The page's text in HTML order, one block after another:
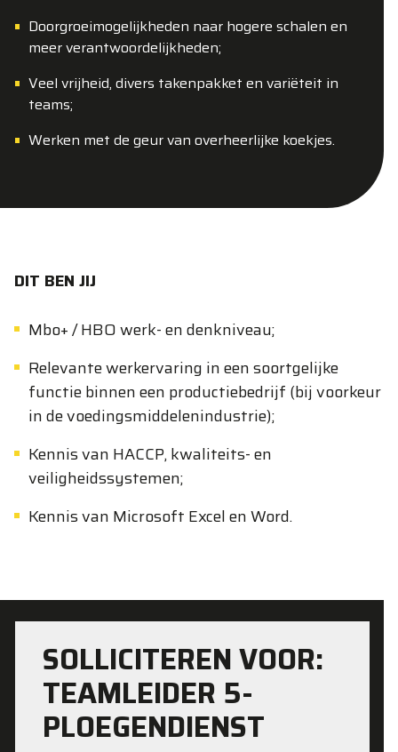
Doorgroeimogelijkheden naar hogere schalen en
meer verantwoordelijkheden;
Veel vrijheid, divers takenpakket en variëteit in
teams;
Werken met de geur van overheerlijke koekjes.
DIT BEN JIJ
Mbo+ / HBO werk- en denkniveau;
Relevante werkervaring in een soortgelijke
functie binnen een productiebedrijf (bij voorkeur
in de voedingsmiddelenindustrie);
Kennis van HACCP, kwaliteits- en
veiligheidssystemen;
Kennis van Microsoft Excel en Word.
SOLLICITEREN VOOR:
TEAMLEIDER 5-
PLOEGENDIENST